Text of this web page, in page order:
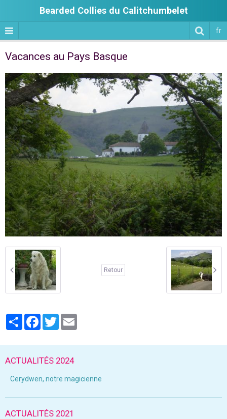
Bearded Collies du Calitchumbelet
fr
Vacances au Pays Basque
Retour
PartagerFacebook
Twitter
ACTUALITÉS 2024
Cerydwen, notre magicienne
ACTUALITÉS 2021